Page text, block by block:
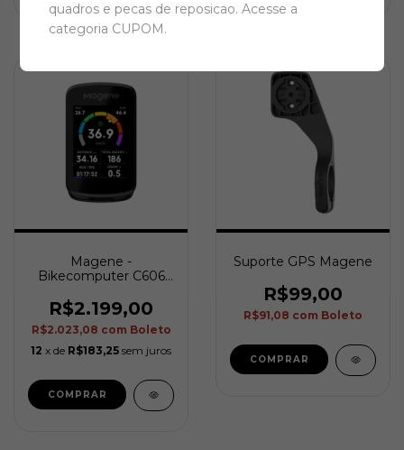
Magene -
Bikecomputer C606
R$2.199,00
R$2.023,08 com Boleto
12 x de R$183,25 sem juros
Suporte GPS Magene
R$99,00
R$91,08 com Boleto
quadros e pecas de reposicao. Acesse a
categoria CUPOM.